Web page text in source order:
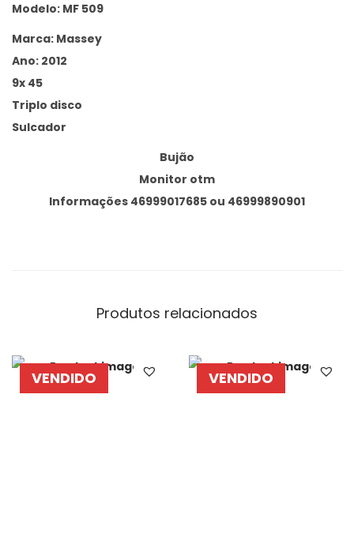
Modelo: MF 509
Marca: Massey
Ano: 2012
9x 45
Triplo disco
Sulcador
Bujão
Monitor otm
Informações 46999017685 ou 46999890901
Produtos relacionados
VENDIDO VENDIDO